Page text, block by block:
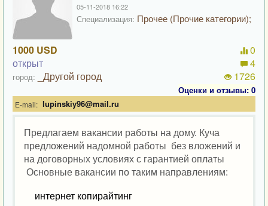
05-11-2018 16:22
Специализация: Прочее (Прочие категории);
1000 USD
открыт
город: _Другой город
0
4
1726
Оценки и отзывы: 0
E-mail: lupinskiy96@mail.ru
Предлагаем вакансии работы на дому. Куча
предложений надомной работы без вложений и
на договорных условиях с гарантией оплаты
Основные вакансии по таким направлениям:
интернет копирайтинг